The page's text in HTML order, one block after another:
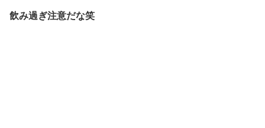
飲み過ぎ注意だな笑